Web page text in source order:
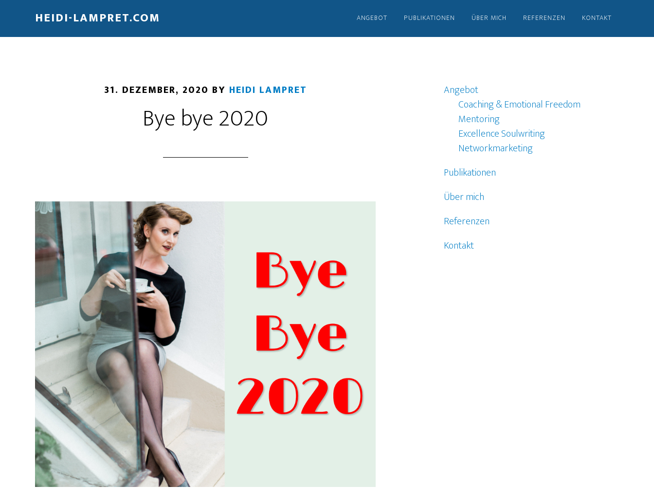
HEIDI-LAMPRET.COM ANGEBOT PUBLIKATIONEN ÜBER MICH REFERENZEN KONTAKT
31. DEZEMBER, 2020 BY HEIDI LAMPRET
Bye bye 2020
Angebot
Coaching & Emotional Freedom
Mentoring
Excellence Soulwriting
Networkmarketing
Publikationen
Über mich
Referenzen
Kontakt